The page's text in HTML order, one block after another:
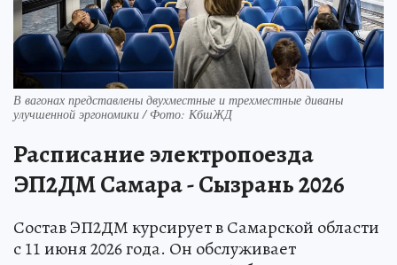
В вагонах представлены двухместные и трехместные диваны
улучшенной эргономики / Фото: КбшЖД
Расписание электропоезда
ЭП2ДМ Самара - Сызрань 2026
Состав ЭП2ДМ курсирует в Самарской области
с 11 июня 2026 года. Он обслуживает